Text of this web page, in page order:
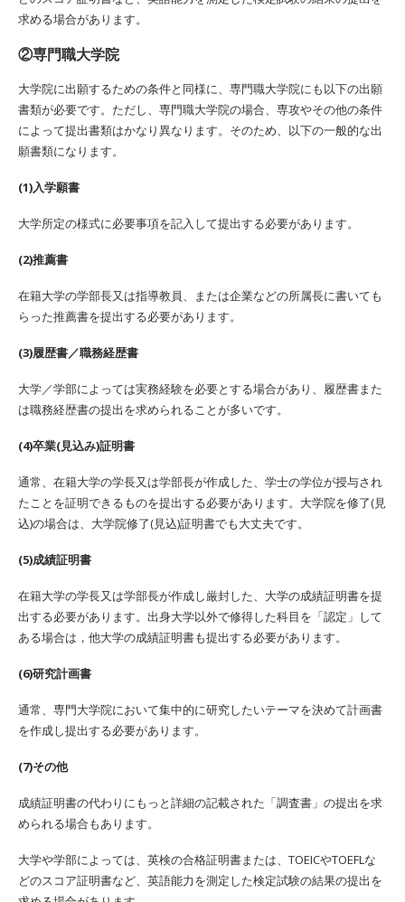
求める場合があります。
②専門職大学院
大学院に出願するための条件と同様に、専門職大学院にも以下の出願
書類が必要です。ただし、専門職大学院の場合、専攻やその他の条件
によって提出書類はかなり異なります。そのため、以下の一般的な出
願書類になります。
(1)入学願書
大学所定の様式に必要事項を記入して提出する必要があります。
(2)推薦書
在籍大学の学部長又は指導教員、または企業などの所属長に書いても
らった推薦書を提出する必要があります。
(3)履歴書／職務経歴書
大学／学部によっては実務経験を必要とする場合があり、履歴書また
は職務経歴書の提出を求められることが多いです。
(4)卒業(見込み)証明書
通常、在籍大学の学長又は学部長が作成した、学士の学位が授与され
たことを証明できるものを提出する必要があります。大学院を修了(見
込)の場合は、大学院修了(見込)証明書でも大丈夫です。
(5)成績証明書
在籍大学の学長又は学部長が作成し厳封した、大学の成績証明書を提
出する必要があります。出身大学以外で修得した科目を「認定」して
ある場合は，他大学の成績証明書も提出する必要があります。
(6)研究計画書
通常、専門大学院において集中的に研究したいテーマを決めて計画書
を作成し提出する必要があります。
(7)その他
成績証明書の代わりにもっと詳細の記載された「調査書」の提出を求
められる場合もあります。
大学や学部によっては、英検の合格証明書または、TOEICやTOEFLな
どのスコア証明書など、英語能力を測定した検定試験の結果の提出を